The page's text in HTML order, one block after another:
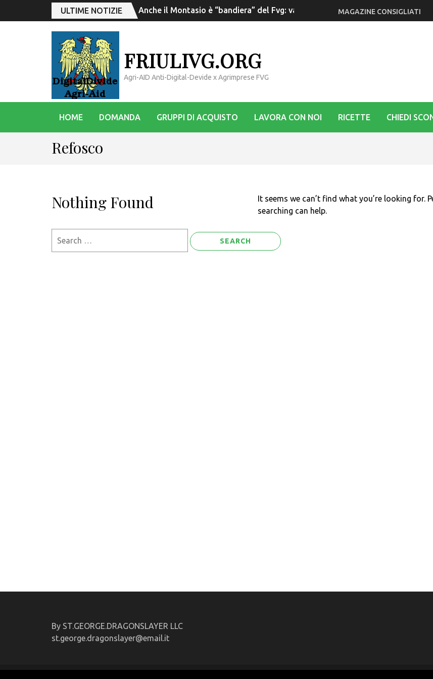
ULTIME NOTIZIE Anche il Montasio è “bandiera” del Fvg: va rilanciata la DopMAGAZINE CONSIGLIATI
FRIULIVG.ORG
Agri-AID Anti-Digital-Devide x Agrimprese FVG
HOME DOMANDA GRUPPI DI ACQUISTO LAVORA CON NOI RICETTE CHIEDI
Refosco
Nothing Found
It seems we can’t find what you’re looking for.
searching can help.
By ST.GEORGE.DRAGONSLAYER LLC
st.george.dragonslayer@email.it